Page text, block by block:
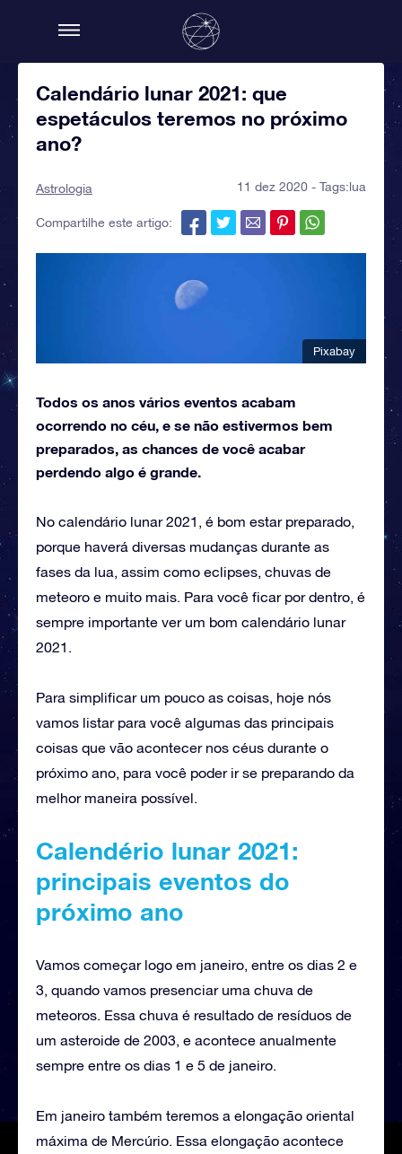
Calendário lunar 2021: que
espetáculos teremos no próximo
ano?
Astrologia 11 dez 2020 - Tags:lua
Compartilhe este artigo:
Pixabay
Todos os anos vários eventos acabam
ocorrendo no céu, e se não estivermos bem
preparados, as chances de você acabar
perdendo algo é grande.
No calendário lunar 2021, é bom estar preparado,
porque haverá diversas mudanças durante as
fases da lua, assim como eclipses, chuvas de
meteoro e muito mais. Para você ficar por dentro, é
sempre importante ver um bom calendário lunar
2021.
Para simplificar um pouco as coisas, hoje nós
vamos listar para você algumas das principais
coisas que vão acontecer nos céus durante o
próximo ano, para você poder ir se preparando da
melhor maneira possível.
Calendério lunar 2021:
principais eventos do
próximo ano
Vamos começar logo em janeiro, entre os dias 2 e
3, quando vamos presenciar uma chuva de
meteoros. Essa chuva é resultado de resíduos de
um asteroide de 2003, e acontece anualmente
sempre entre os dias 1 e 5 de janeiro.
Em janeiro também teremos a elongação oriental
máxima de Mercúrio. Essa elongação acontece